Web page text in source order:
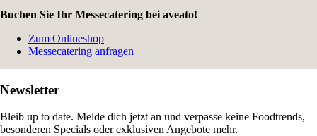
Buchen Sie Ihr Messecatering bei aveato!
Zum Onlineshop
Messecatering anfragen
Newsletter
Bleib up to date. Melde dich jetzt an und verpasse keine Foodtrends,
besonderen Specials oder exklusiven Angebote mehr.